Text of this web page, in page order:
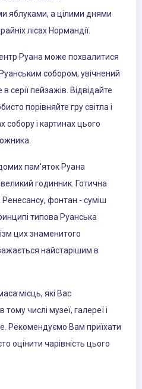
яблуками, а цілими днями
лісах Нормандії.
Руана може похвалитися
собором, увічнений
серії пейзажів. Відвідайте
порівняйте гру світла і
собору і картинах цього
пам'яток Руана
годинник. Готична
фонтан - суміш
типова Руанська
цих знаменитого
найстарішим в
місць, які Вас
тому числі музеї, галереї і
Рекомендуємо Вам приїхати
оцінити чарівність цього